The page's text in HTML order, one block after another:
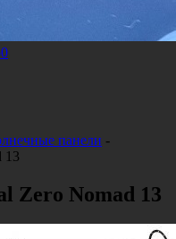
панели -
13
Zero Nomad 13